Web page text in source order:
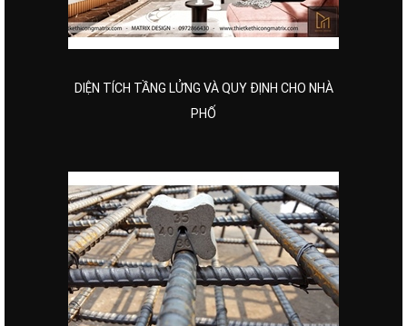
DIỆN TÍCH TẦNG LỬNG VÀ QUY ĐỊNH CHO NHÀ
PHỐ